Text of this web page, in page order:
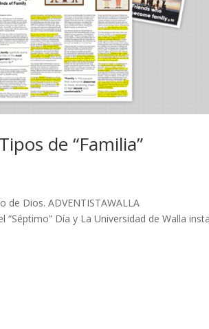
de “Familia”
de Dios. ADVENTISTAWALLA
“Séptimo” Día y La Universidad de Walla